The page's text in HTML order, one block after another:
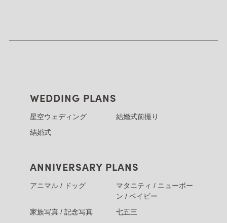
WEDDING PLANS
星空ウェディング
結婚式前撮り
結婚式
ANNIVERSARY PLANS
アニマル / ドッグ
マタニティ / ニューボー
ン / ベイビー
家族写真 / 記念写真
七五三